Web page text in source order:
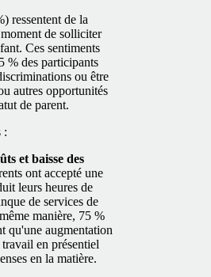
ressentent de la
de solliciter
Ces sentiments
% des participants
ou être
autres opportunités
de parent.
:
et baisse des
ont accepté une
leurs heures de
de services de
manière, 75 %
qu'une augmentation
en présentiel
en la matière.